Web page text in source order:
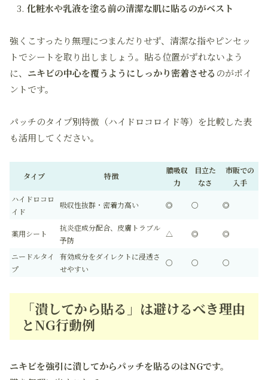
化粧水や乳液を塗る前の清潔な肌に貼るのがベスト
強くこすったり無理につまんだりせず、清潔な指やピンセッ
トでシートを取り出しましょう。貼る位置がずれないよう
に、 ニキビの中心を覆うようにしっかり密着させる のがポイ
ントです。
パッチのタイプ別特徴（ハイドロコロイド等）を比較した表
も活用してください。
タイプ 特徴
膿吸収
力
目立た
なさ
市販での
入手
ハイドロコロ
イド
吸収性抜群・密着力高い ◎ 〇 ◎
薬用シート
抗炎症成分配合、皮膚トラブル
予防
△ ◎ ◎
ニードルタイ
プ
有効成分をダイレクトに浸透さ
せやすい
〇 〇 〇
「潰してから貼る」は避けるべき理由
とNG行動例
ニキビを強引に潰してからパッチを貼るのはNGです。